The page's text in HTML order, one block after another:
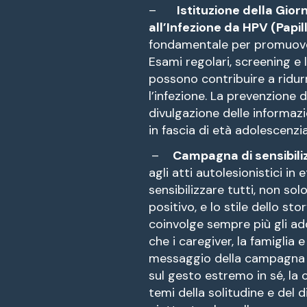
– Istituzione della
all’Infezione da HPV
fondamentale per
Esami regolari, screening
possono contribuire a
l’infezione. La
divulgazione delle
in fascia di età
– Campagna di
agli atti autolesionistici in
sensibilizzare tutti, non
positivo, e lo stile dello
coinvolge sempre più gli
che i caregiver, la famiglia
messaggio della
sul gesto estremo in sé, la
temi della solitudine e del